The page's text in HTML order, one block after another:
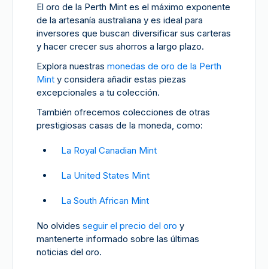
El oro de la Perth Mint es el máximo exponente
de la artesanía australiana y es ideal para
inversores que buscan diversificar sus carteras
y hacer crecer sus ahorros a largo plazo.
Explora nuestras monedas de oro de la Perth
Mint y considera añadir estas piezas
excepcionales a tu colección.
También ofrecemos colecciones de otras
prestigiosas casas de la moneda, como:
La Royal Canadian Mint
La United States Mint
La South African Mint
No olvides seguir el precio del oro y
mantenerte informado sobre las últimas
noticias del oro.